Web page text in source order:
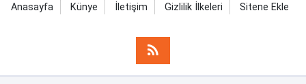
Anasayfa Künye İletişim Gizlilik İlkeleri Sitene Ekle